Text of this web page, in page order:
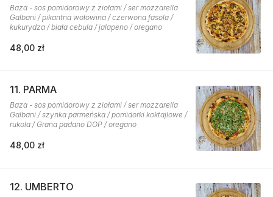
Baza - sos pomidorowy z ziołami / ser mozzarella
Galbani / pikantna wołowina / czerwona fasola /
kukurydza / biała cebula / jalapeno / oregano
48,00 zł
11. PARMA
Baza - sos pomidorowy z ziołami / ser mozzarella
Galbani / szynka parmeńska / pomidorki koktajlowe /
rukola / Grana padano DOP / oregano
48,00 zł
12. UMBERTO